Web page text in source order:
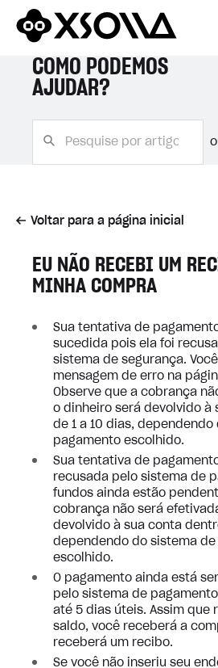
COMO PODEMOS
AJUDAR?
Voltar para a página inicial
EU NÃO RECEBI UM
MINHA COMPRA
Sua tentativa de
sucedida pois ela foi
sistema de segurança.
mensagem de erro na
Observe que a cobrança
o dinheiro será devolvido à
de 1 a 10 dias,
pagamento escolhido.
Sua tentativa de
recusada pelo sistema de
fundos ainda estão
cobrança não será
devolvido à sua conta
dependendo do sistema
escolhido.
O pagamento ainda está
pelo sistema de
até 5 dias úteis. Assim que
saldo, você receberá a
receberá um recibo.
Se você não inseriu seu